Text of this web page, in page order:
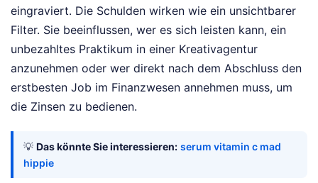
eingraviert. Die Schulden wirken wie ein unsichtbarer
Filter. Sie beeinflussen, wer es sich leisten kann, ein
unbezahltes Praktikum in einer Kreativagentur
anzunehmen oder wer direkt nach dem Abschluss den
erstbesten Job im Finanzwesen annehmen muss, um
die Zinsen zu bedienen.
💡 Das könnte Sie interessieren: serum vitamin c mad
hippie